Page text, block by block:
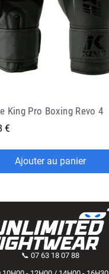
King Pro Boxing Revo 4
€
Ajouter au panier
📞 07 63 18 07 88